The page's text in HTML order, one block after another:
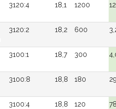
3120:4 18,1 1200
3120:2 18,2 600
3100:1 18,7 300
3100:8 18,8 180
3100:4 18,8 120